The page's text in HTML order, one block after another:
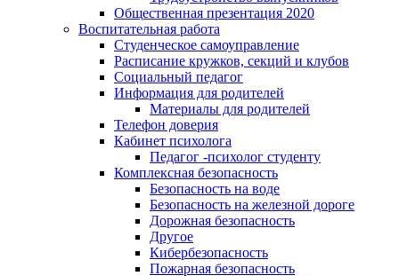
Общественная презентация 2020
Воспитательная работа
Студенческое самоуправление
Расписание кружков, секций и клубов
Социальный педагог
Информация для родителей
Материалы для родителей
Телефон доверия
Кабинет психолога
Педагог -психолог студенту
Комплексная безопасность
Безопасность на воде
Безопасность на железной дороге
Дорожная безопасность
Другое
Кибербезопасность
Пожарная безопасность